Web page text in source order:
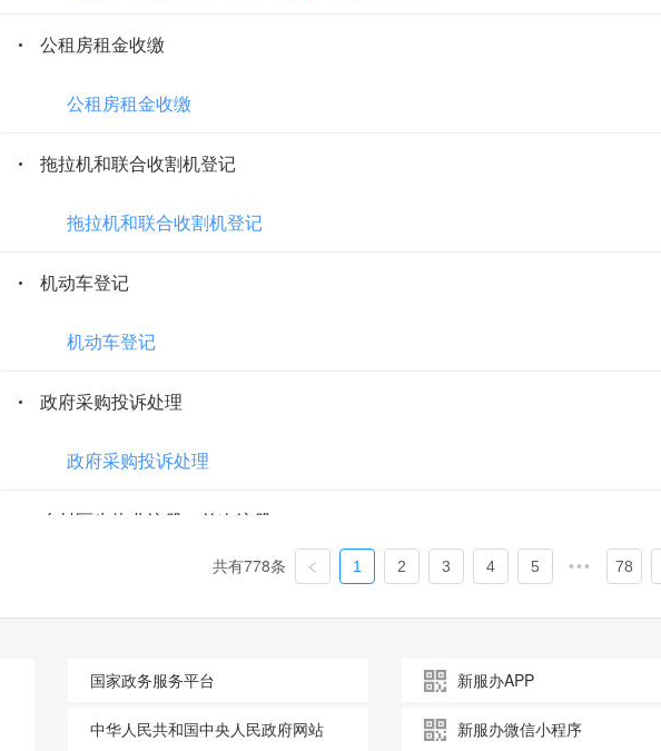
公租房租金收缴
公租房租金收缴
拖拉机和联合收割机登记
拖拉机和联合收割机登记
机动车登记
机动车登记
政府采购投诉处理
政府采购投诉处理
乡村医生执业注册（首次注册）
乡村医生执业注册（首次注册）
共有778条 1 2 3 4 5 ••• 78
国家政务服务平台
中华人民共和国中央人民政府网站
新服办APP
新服办微信小程序